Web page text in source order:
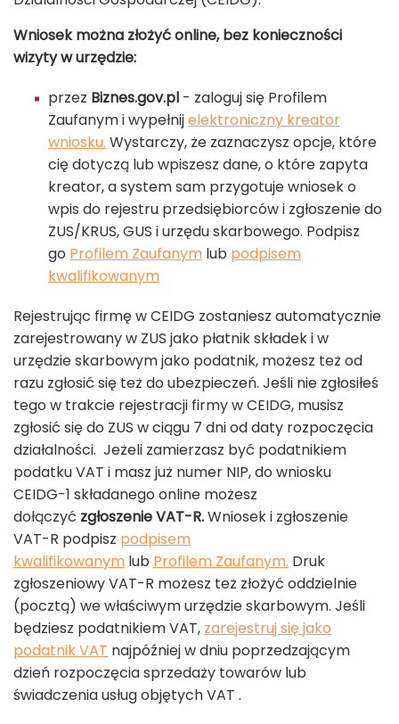
Wniosek można złożyć online, bez konieczności
wizyty w urzędzie:
przez Biznes.gov.pl - zaloguj się Profilem
Zaufanym i wypełnijelektroniczny kreator
wniosku. Wystarczy, że zaznaczysz opcje, które
cię dotyczą lub wpiszesz dane, o które zapyta
kreator, a system sam przygotuje wniosek o
wpis do rejestru przedsiębiorców i zgłoszenie do
ZUS/KRUS, GUS i urzędu skarbowego. Podpisz
go Profilem Zaufanym lub podpisem
kwalifikowanym
Rejestrując firmę w CEIDG zostaniesz automatycznie
zarejestrowany w ZUS jako płatnik składek i w
urzędzie skarbowym jako podatnik, możesz też od
razu zgłosić się też do ubezpieczeń. Jeśli nie zgłosiłeś
tego w trakcie rejestracji firmy w CEIDG, musisz
zgłosić się do ZUS w ciągu 7 dni od daty rozpoczęcia
działalności. Jeżeli zamierzasz być podatnikiem
podatku VAT i masz już numer NIP, do wniosku
CEIDG-1 składanego online możesz
dołączyć zgłoszenie VAT-R.Wniosek i zgłoszenie
VAT-R podpisz podpisem
kwalifikowanym lub Profilem Zaufanym. Druk
zgłoszeniowy VAT-R możesz też złożyć oddzielnie
(pocztą) we właściwym urzędzie skarbowym. Jeśli
będziesz podatnikiem VAT, zarejestruj się jako
podatnik VAT najpóźniej w dniu poprzedzającym
dzień rozpoczęcia sprzedaży towarów lub
świadczenia usług objętych VAT .